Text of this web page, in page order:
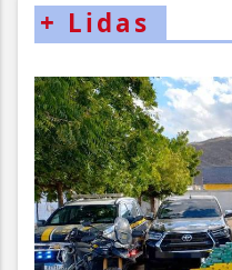
+ Lidas